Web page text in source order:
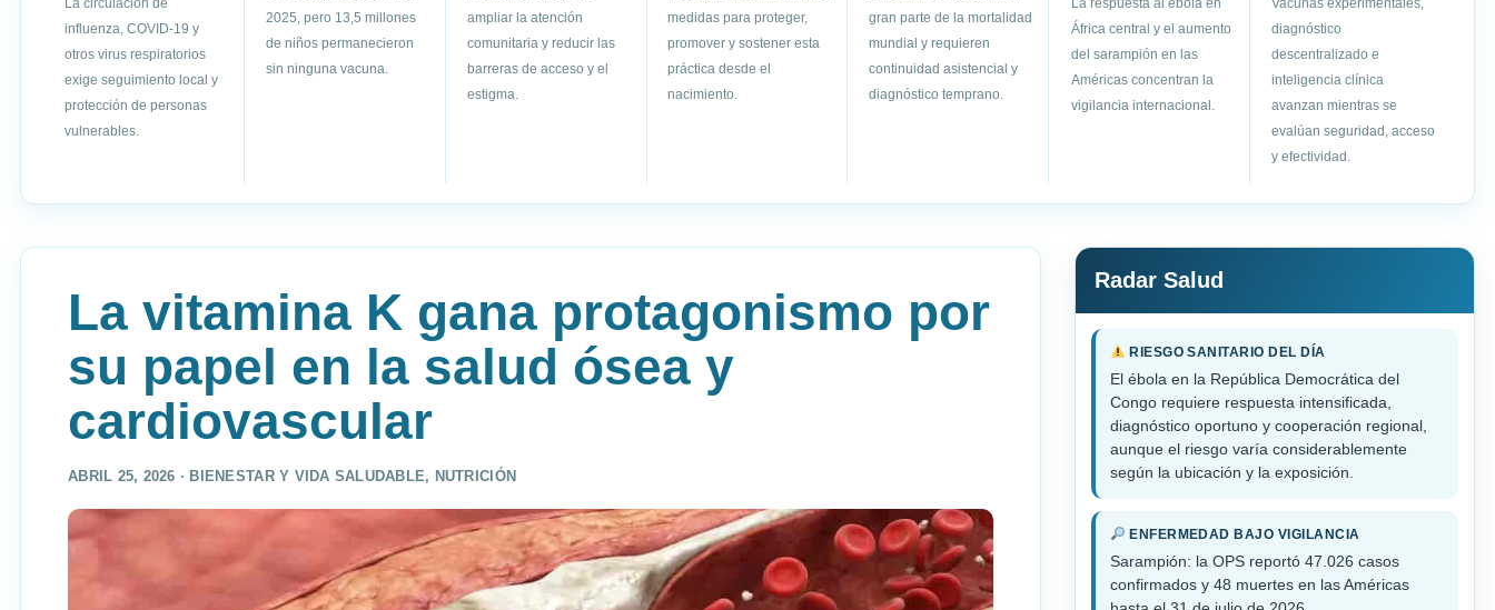
influenza, COVID-19 y
otros virus respiratorios
exige seguimiento local y
protección de personas
vulnerables.
2025, pero 13,5 millones
de niños permanecieron
sin ninguna vacuna.
ampliar la atención
comunitaria y reducir las
barreras de acceso y el
estigma.
medidas para proteger,
promover y sostener esta
práctica desde el
nacimiento.
gran parte de la mortalidad
mundial y requieren
continuidad asistencial y
diagnóstico temprano.
África central y el aumento
del sarampión en las
Américas concentran la
vigilancia internacional.
diagnóstico
descentralizado e
inteligencia clínica
avanzan mientras se
evalúan seguridad, acceso
y efectividad.
La vitamina K gana protagonismo por
su papel en la salud ósea y
cardiovascular
ABRIL 25, 2026 · BIENESTAR Y VIDA SALUDABLE, NUTRICIÓN
Radar Salud
RIESGO SANITARIO DEL DÍA
El ébola en la República Democrática del
Congo requiere respuesta intensificada,
diagnóstico oportuno y cooperación regional,
aunque el riesgo varía considerablemente
según la ubicación y la exposición.
ENFERMEDAD BAJO VIGILANCIA
Sarampión: la OPS reportó 47.026 casos
confirmados y 48 muertes en las Américas